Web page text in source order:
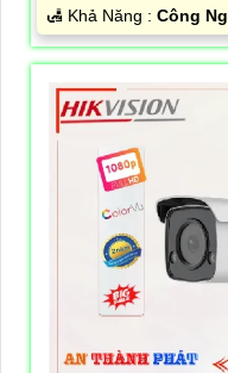
️🛃 Khả Năng : Công